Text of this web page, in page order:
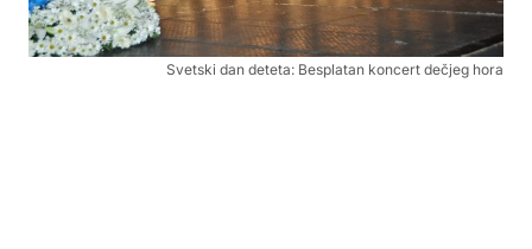
Svetski dan deteta: Besplatan koncert dečjeg hora